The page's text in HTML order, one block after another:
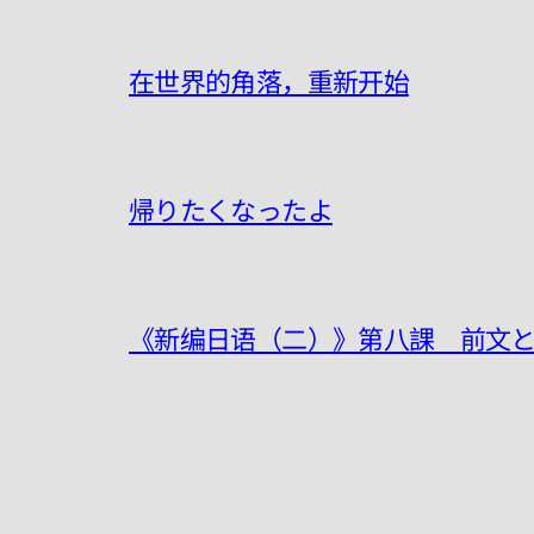
在世界的角落，重新开始
帰りたくなったよ
《新编日语（二）》第八課 前文